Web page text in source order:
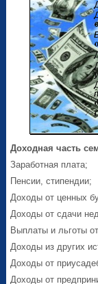
Доходная часть
Заработная плата;
Пенсии, стипендии;
Доходы от ценных
Доходы от сдачи
Выплаты и льготы
Доходы из других
Доходы от
Доходы от